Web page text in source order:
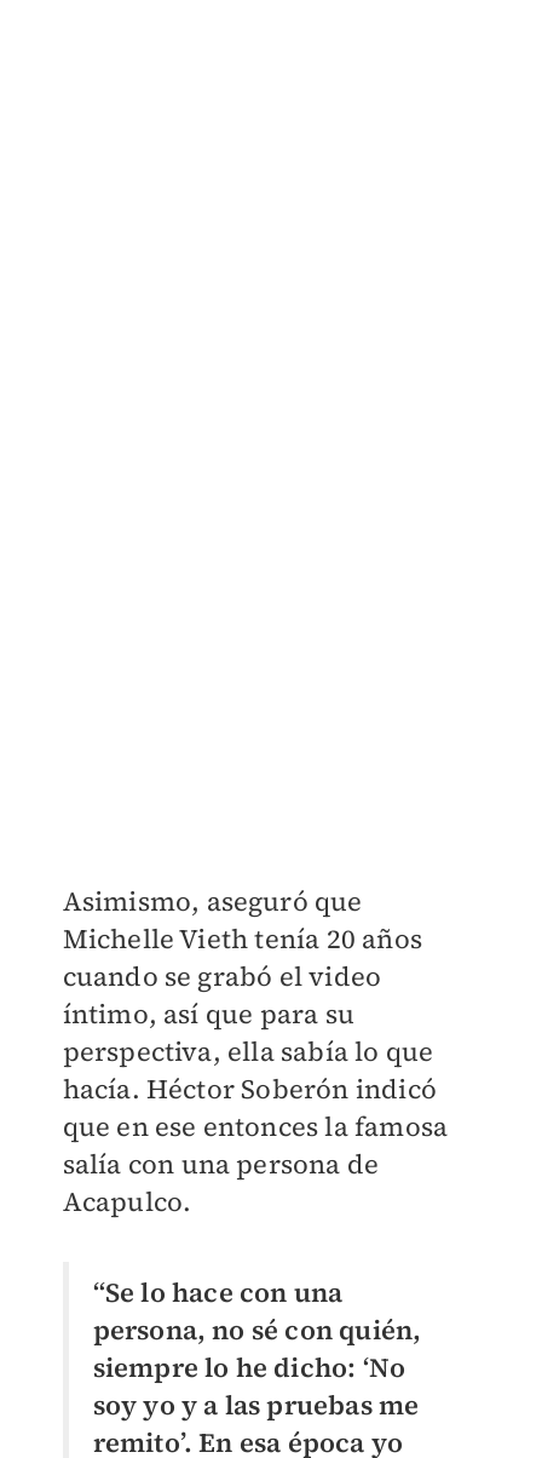
Asimismo, aseguró que
Michelle Vieth tenía 20 años
cuando se grabó el video
íntimo, así que para su
perspectiva, ella sabía lo que
hacía. Héctor Soberón indicó
que en ese entonces la famosa
salía con una persona de
Acapulco.
“Se lo hace con una
persona, no sé con quién,
siempre lo he dicho: ‘No
soy yo y a las pruebas me
remito’. En esa época yo